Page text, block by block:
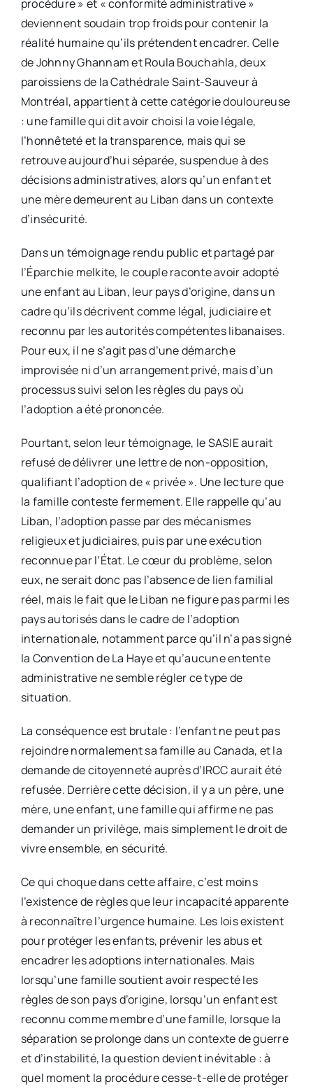
procédure » et « conformité administrative »
deviennent soudain trop froids pour contenir la
réalité humaine qu’ils prétendent encadrer. Celle
de Johnny Ghannam et Roula Bouchahla, deux
paroissiens de la Cathédrale Saint-Sauveur à
Montréal, appartient à cette catégorie douloureuse
: une famille qui dit avoir choisi la voie légale,
l’honnêteté et la transparence, mais qui se
retrouve aujourd’hui séparée, suspendue à des
décisions administratives, alors qu’un enfant et
une mère demeurent au Liban dans un contexte
d’insécurité.
Dans un témoignage rendu public et partagé par
l’Éparchie melkite, le couple raconte avoir adopté
une enfant au Liban, leur pays d’origine, dans un
cadre qu’ils décrivent comme légal, judiciaire et
reconnu par les autorités compétentes libanaises.
Pour eux, il ne s’agit pas d’une démarche
improvisée ni d’un arrangement privé, mais d’un
processus suivi selon les règles du pays où
l’adoption a été prononcée.
Pourtant, selon leur témoignage, le SASIE aurait
refusé de délivrer une lettre de non-opposition,
qualifiant l’adoption de « privée ». Une lecture que
la famille conteste fermement. Elle rappelle qu’au
Liban, l’adoption passe par des mécanismes
religieux et judiciaires, puis par une exécution
reconnue par l’État. Le cœur du problème, selon
eux, ne serait donc pas l’absence de lien familial
réel, mais le fait que le Liban ne figure pas parmi les
pays autorisés dans le cadre de l’adoption
internationale, notamment parce qu’il n’a pas signé
la Convention de La Haye et qu’aucune entente
administrative ne semble régler ce type de
situation.
La conséquence est brutale : l’enfant ne peut pas
rejoindre normalement sa famille au Canada, et la
demande de citoyenneté auprès d’IRCC aurait été
refusée. Derrière cette décision, il y a un père, une
mère, une enfant, une famille qui affirme ne pas
demander un privilège, mais simplement le droit de
vivre ensemble, en sécurité.
Ce qui choque dans cette affaire, c’est moins
l’existence de règles que leur incapacité apparente
à reconnaître l’urgence humaine. Les lois existent
pour protéger les enfants, prévenir les abus et
encadrer les adoptions internationales. Mais
lorsqu’une famille soutient avoir respecté les
règles de son pays d’origine, lorsqu’un enfant est
reconnu comme membre d’une famille, lorsque la
séparation se prolonge dans un contexte de guerre
et d’instabilité, la question devient inévitable : à
quel moment la procédure cesse-t-elle de protéger